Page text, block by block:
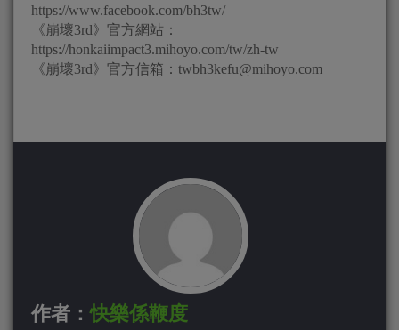
https://www.facebook.com/bh3tw/
《崩壞3rd》官方網站：
https://honkaiimpact3.mihoyo.com/tw/zh-tw
《崩壞3rd》官方信箱： twbh3kefu@mihoyo.com
作者：快樂係鞭度